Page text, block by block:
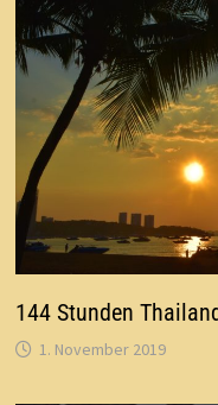
144 Stunden
1. November 2019